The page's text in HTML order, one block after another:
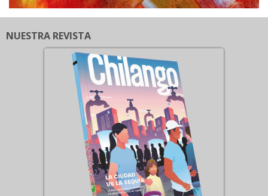
NUESTRA REVISTA